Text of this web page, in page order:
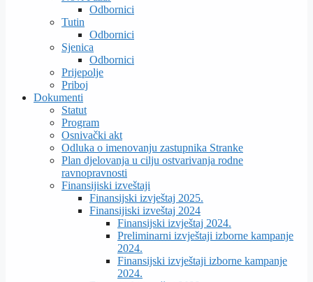
Odbornici
Tutin
Odbornici
Sjenica
Odbornici
Prijepolje
Priboj
Dokumenti
Statut
Program
Osnivački akt
Odluka o imenovanju zastupnika Stranke
Plan djelovanja u cilju ostvarivanja rodne
ravnopravnosti
Finansijiski izveštaji
Finansijski izvještaj 2025.
Finansijiski izveštaj 2024
Finansijski izvještaj 2024.
Preliminarni izvještaji izborne kampanje
2024.
Finansijski izvještaji izborne kampanje
2024.